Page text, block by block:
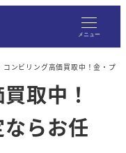
メニュー
コンビリング高価買取中！金・プ
取中！
らお任